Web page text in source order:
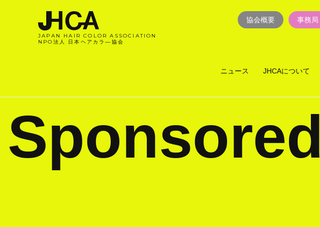
JAPAN HAIR COLOR ASSOCIATION
NPO法人 日本ヘアカラ―協会
協会概要 事務局
ニュース JHCAについて
Sponsored